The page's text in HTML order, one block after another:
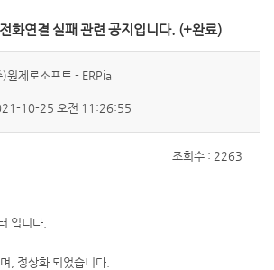
화연결 실패 관련 공지입니다. (+완료)
)원제로소프트 - ERPia
10-25 오전 11:26:55
조회수 : 2263
입니다.
, 정상화 되었습니다.